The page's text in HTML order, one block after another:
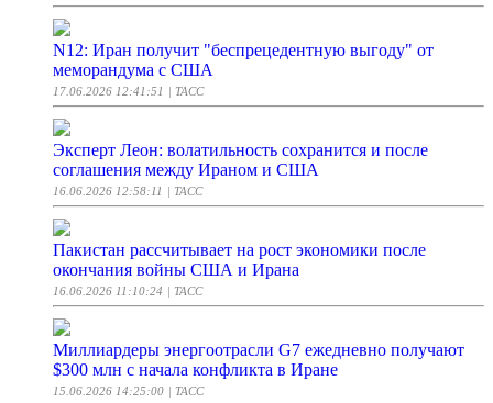
N12: Иран получит "беспрецедентную выгоду" от
меморандума с США
17.06.2026 12:41:51 | ТАСС
Эксперт Леон: волатильность сохранится и после
соглашения между Ираном и США
16.06.2026 12:58:11 | ТАСС
Пакистан рассчитывает на рост экономики после
окончания войны США и Ирана
16.06.2026 11:10:24 | ТАСС
Миллиардеры энергоотрасли G7 ежедневно получают
$300 млн с начала конфликта в Иране
15.06.2026 14:25:00 | ТАСС